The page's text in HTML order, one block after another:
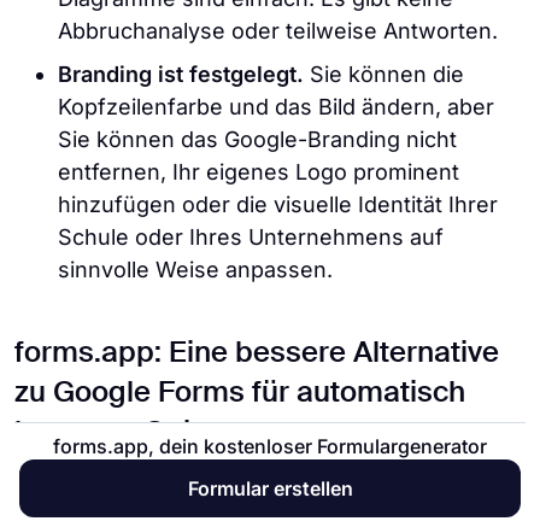
Abbruchanalyse oder teilweise Antworten.
Branding ist festgelegt. Sie können die
Kopfzeilenfarbe und das Bild ändern, aber
Sie können das Google-Branding nicht
entfernen, Ihr eigenes Logo prominent
hinzufügen oder die visuelle Identität Ihrer
Schule oder Ihres Unternehmens auf
sinnvolle Weise anpassen.
forms.app: Eine bessere Alternative
zu Google Forms für automatisch
benotete Quizze
Wenn Sie das beste Online-Quiz- oder
Prüfungserlebnis für Ihre Schüler erstellen
forms.app, dein kostenloser Formulargenerator
Formular erstellen